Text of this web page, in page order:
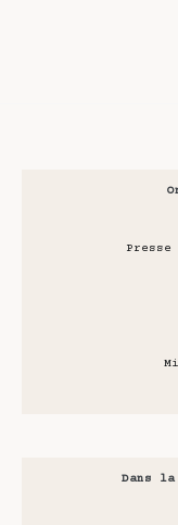
Presse
Dans